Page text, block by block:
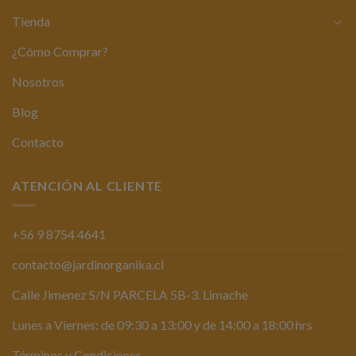
Tienda
¿Cómo Comprar?
Nosotros
Blog
Contacto
ATENCIÓN AL CLIENTE
+56 9 8754 4641
contacto@jardinorganika.cl
Calle Jimenez S/N PARCELA 5B-3. Limache
Lunes a Viernes: de 09:30 a 13:00 y de 14:00 a 18:00 hrs